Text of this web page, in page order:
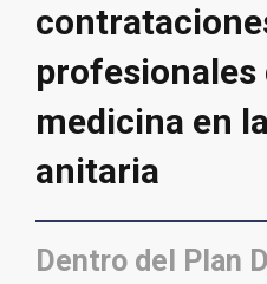
profesionales
medicina en
anitaria
Dentro del Plan